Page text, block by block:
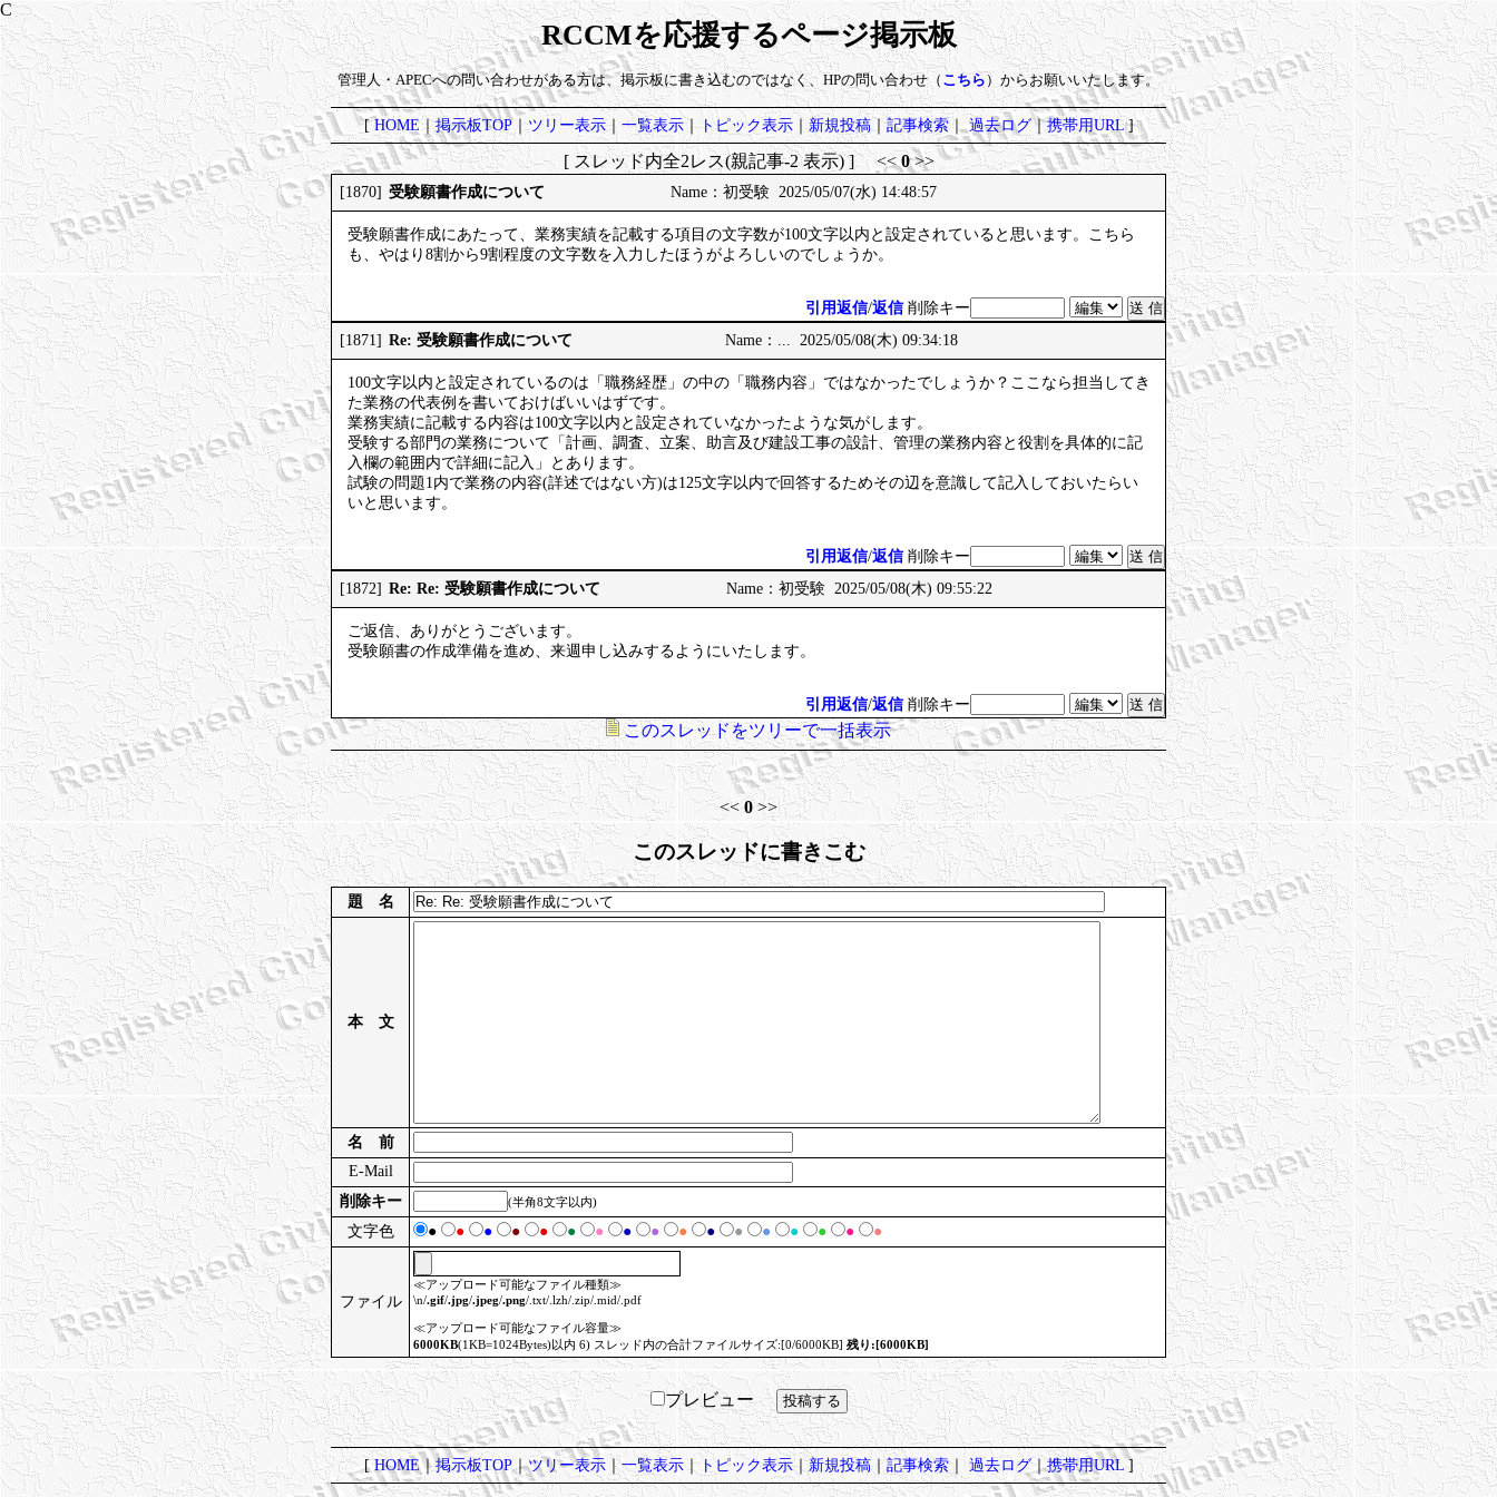
RCCMを応援するページ掲示板
管理人・APECへの問い合わせがある方は、掲示板に書き込むのではなく、HPの問い合わせ（ こちら ）からお願いいたします。
[HOME｜掲示板TOP｜ツリー表示｜ 一覧表示｜トピック表示｜ 新規投稿｜記事検索｜ 過去ログ｜携帯用URL]
[ スレッド内全2レス(親記事-2 表示) ] <<0>>
[1870] 受験願書作成について Name：初受験 2025/05/07(水) 14:48:57
受験願書作成にあたって、業務実績を記載する項目の文字数が100文字以内と設定されていると思います。こちら
も、やはり8割から9割程度の文字数を入力したほうがよろしいのでしょうか。
引用返信/返信 削除キー
[1871] Re: 受験願書作成について Name：... 2025/05/08(木) 09:34:18
100文字以内と設定されているのは「職務経歴」の中の「職務内容」ではなかったでしょうか？ここなら担当してき
た業務の代表例を書いておけばいいはずです。
業務実績に記載する内容は100文字以内と設定されていなかったような気がします。
受験する部門の業務について「計画、調査、立案、助言及び建設工事の設計、管理の業務内容と役割を具体的に記
入欄の範囲内で詳細に記入」とあります。
試験の問題1内で業務の内容(詳述ではない方)は125文字以内で回答するためその辺を意識して記入しておいたらい
いと思います。
引用返信/返信 削除キー
[1872] Re: Re: 受験願書作成について Name：初受験 2025/05/08(木) 09:55:22
ご返信、ありがとうございます。
受験願書の作成準備を進め、来週申し込みするようにいたします。
引用返信/返信 削除キー
このスレッドをツリーで一括表示
<<0>>
このスレッドに書きこむ
題 名
本 文
名 前
E-Mail
削除キー
(半角8文字以内)
文字色 ● ● ● ● ● ● ● ● ● ● ● ● ● ● ● ● ●
ファイル
≪アップロード可能なファイル種類≫
\n/.gif/.jpg/.jpeg/.png/.txt/.lzh/.zip/.mid/.pdf
≪アップロード可能なファイル容量≫
6000KB(1KB=1024Bytes)以内 6) スレッド内の合計ファイルサイズ:[0/6000KB] 残り:[6000KB]
プレビュー
[HOME｜掲示板TOP｜ツリー表示｜一覧表示｜トピック表示｜新規投稿｜記事検索｜過去ログ｜携帯用URL]